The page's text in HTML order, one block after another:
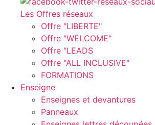
Les Offres réseaux
Offre "LIBERTE"
Offre "WELCOME"
Offre "LEADS
Offre "ALL INCLUSIVE"
FORMATIONS
Enseigne
Enseignes et devantures
Panneaux